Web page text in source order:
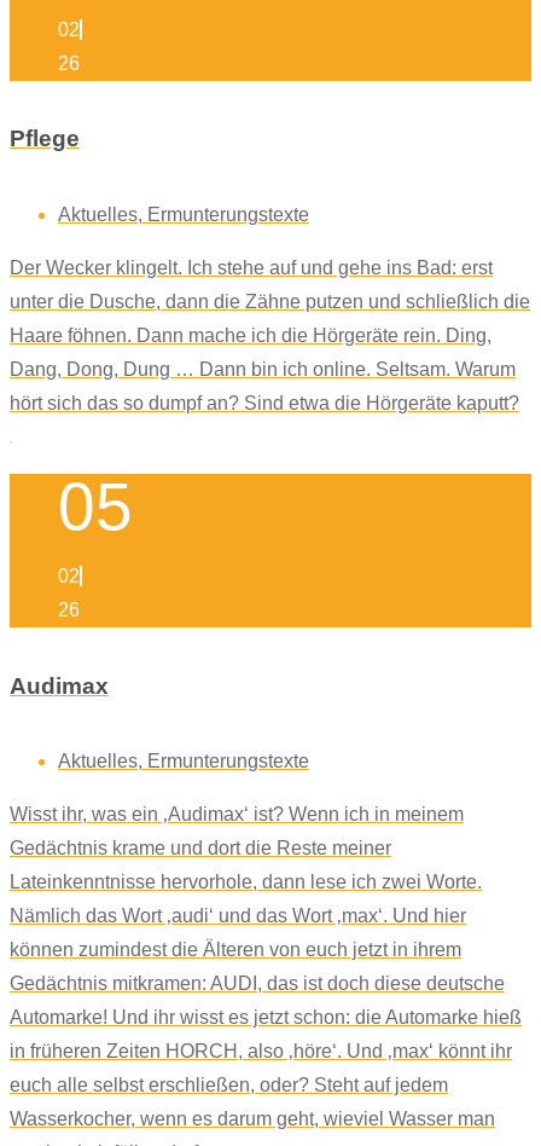
02
26
Pflege
Aktuelles, Ermunterungstexte
Der Wecker klingelt. Ich stehe auf und gehe ins Bad: erst
unter die Dusche, dann die Zähne putzen und schließlich die
Haare föhnen. Dann mache ich die Hörgeräte rein. Ding,
Dang, Dong, Dung … Dann bin ich online. Seltsam. Warum
hört sich das so dumpf an? Sind etwa die Hörgeräte kaputt?
05
02
26
Audimax
Aktuelles, Ermunterungstexte
Wisst ihr, was ein ‚Audimax‘ ist? Wenn ich in meinem
Gedächtnis krame und dort die Reste meiner
Lateinkenntnisse hervorhole, dann lese ich zwei Worte.
Nämlich das Wort ‚audi‘ und das Wort ‚max‘. Und hier
können zumindest die Älteren von euch jetzt in ihrem
Gedächtnis mitkramen: AUDI, das ist doch diese deutsche
Automarke! Und ihr wisst es jetzt schon: die Automarke hieß
in früheren Zeiten HORCH, also ‚höre‘. Und ‚max‘ könnt ihr
euch alle selbst erschließen, oder? Steht auf jedem
Wasserkocher, wenn es darum geht, wieviel Wasser man